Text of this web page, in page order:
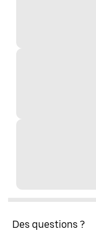
Des questions ?